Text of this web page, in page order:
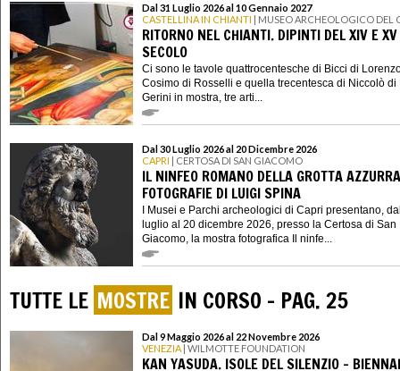
Dal 31 Luglio 2026 al 10 Gennaio 2027
CASTELLINA IN CHIANTI | MUSEO ARCHEOLOGICO DEL
RITORNO NEL CHIANTI. DIPINTI DEL XIV E XV
SECOLO
Ci sono le tavole quattrocentesche di Bicci di
Cosimo di Rosselli e quella trecentesca di Niccolò di
Gerini in mostra, tre arti...
Dal 30 Luglio 2026 al 20 Dicembre 2026
CAPRI | CERTOSA DI SAN GIACOMO
IL NINFEO ROMANO DELLA GROTTA
FOTOGRAFIE DI LUIGI SPINA
I Musei e Parchi archeologici di Capri presentano,
luglio al 20 dicembre 2026, presso la Certosa di San
Giacomo, la mostra fotografica Il ninfe...
TUTTE LE MOSTRE IN CORSO - PAG. 25
Dal 9 Maggio 2026 al 22 Novembre 2026
VENEZIA | WILMOTTE FOUNDATION
KAN YASUDA. ISOLE DEL SILENZIO -